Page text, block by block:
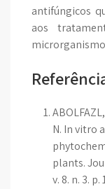
antifúngicos
aos
N. In vitro
plants.
v. 8. n. 3. p.